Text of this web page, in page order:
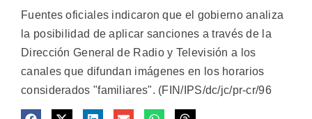
Fuentes oficiales indicaron que el gobierno analiza
la posibilidad de aplicar sanciones a través de la
Dirección General de Radio y Televisión a los
canales que difundan imágenes en los horarios
considerados "familiares". (FIN/IPS/dc/jc/pr-cr/96